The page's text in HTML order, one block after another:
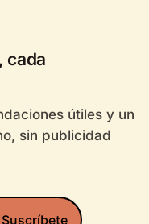
cada
útiles y un
sin publicidad